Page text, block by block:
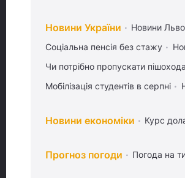
Новини України Новини
Соціальна пенсія без стажу
Чи потрібно пропускати
Мобілізація студентів в серпні
Новини економіки Курс
Прогноз погоди Погода на